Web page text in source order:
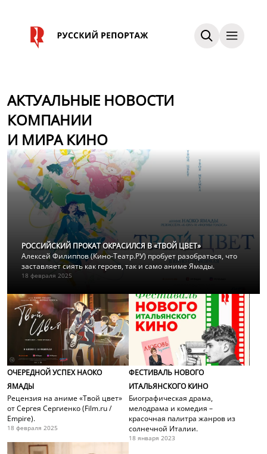
АКТУАЛЬНЫЕ НОВОСТИ
КОМПАНИИ
И МИРА КИНО
РОССИЙСКИЙ ПРОКАТ ОКРАСИЛСЯ В «ТВОЙ ЦВЕТ»
Алексей Филиппов (Кино-Театр.РУ) пробует разобраться, что
заставляет сиять как героев, так и само аниме Ямады.
18 февраля 2025
ОЧЕРЕДНОЙ УСПЕХ НАОКО
ЯМАДЫ
Рецензия на аниме «Твой цвет»
от Сергея Сергиенко (Film.ru /
Empire).
18 февраля 2025
ФЕСТИВАЛЬ НОВОГО
ИТАЛЬЯНСКОГО КИНО
Биографическая драма,
мелодрама и комедия –
красочная палитра жанров из
солнечной Италии.
18 января 2023